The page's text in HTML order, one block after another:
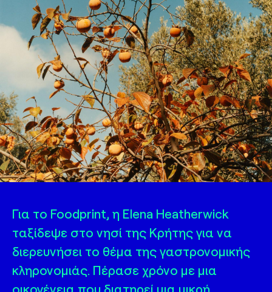
Για το Foodprint, η Elena Heatherwick
ταξίδεψε στο νησί της Κρήτης για να
διερευνήσει το θέμα της γαστρονομικής
κληρονομιάς. Πέρασε χρόνο με μια
οικογένεια που διατηρεί μια μικρή